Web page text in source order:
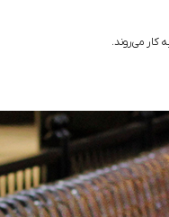
کار می‌روند.